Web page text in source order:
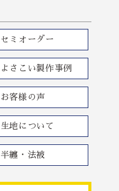
ミオーダー
さこい製作事例
客様の声
地について
纏・法被